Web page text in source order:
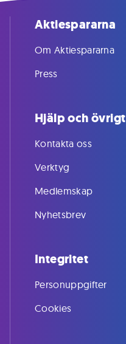
Aktiespararna
Om Aktiespararna
Press
Hjälp och övrigt
Kontakta oss
Verktyg
Medlemskap
Nyhetsbrev
Integritet
Personuppgifter
Cookies